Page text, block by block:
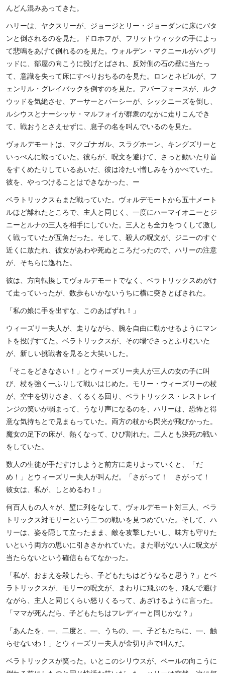
んどん混みあってきた。
ハリーは、ヤクスリーが、ジョージとリー・ジョーダンに床にバタ
ンと倒されるのを見た。ドロホフが、フリットウィックの手によっ
て悲鳴をあげて倒れるのを見た。ウォルデン・マクニールがハグリ
ッドに、部屋の向こうに投げとばされ、反対側の石の壁に当たっ
て、意識を失って床にすべりおちるのを見た。ロンとネビルが、フ
ェンリル・グレイバックを倒すのを見た。アバーフォースが、ルク
ウッドを気絶させ、アーサーとパーシーが、シックニーズを倒し、
ルシウスとナーシッサ・マルフォイが群衆のなかに走りこんでき
て、戦おうとさえせずに、息子の名を叫んでいるのを見た。
ヴォルデモートは、マクゴナガル、スラグホーン、キングズリーと
いっぺんに戦っていた。彼らが、呪文を避けて、さっと動いたり首
をすくめたりしているあいだ、彼は冷たい憎しみをうかべていた。
彼を、やっつけることはできなかった、ー
ベラトリックスもまだ戦っていた。ヴォルデモートから五十メート
ルほど離れたところで、主人と同じく、一度にハーマイオニーとジ
ニーとルナの三人を相手にしていた。三人とも全力をつくして激し
く戦っていたが互角だった。そして、殺人の呪文が、ジニーのすぐ
近くに放たれ、彼女があわや死ぬところだったので、ハリーの注意
が、そちらに逸れた。
彼は、方向転換してヴォルデモートでなく、ベラトリックスめがけ
て走っていったが、数歩もいかないうちに横に突きとばされた。
「私の娘に手を出すな、このあばずれ！」
ウィーズリー夫人が、走りながら、腕を自由に動かせるようにマン
トを投げすてた。ベラトリックスが、その場でさっとふりむいた
が、新しい挑戦者を見ると大笑いした。
「そこをどきなさい！」とウィーズリー夫人が三人の女の子に叫
び、杖を強く一ふりして戦いはじめた。モリー・ウィーズリーの杖
が、空中を切りさき、くるくる回り、ベラトリックス・レストレイ
ンジの笑いが弱まって、うなり声になるのを、ハリーは、恐怖と得
意な気持ちとで見まもっていた。両方の杖から閃光が飛びかった。
魔女の足下の床が、熱くなって、ひび割れた。二人とも決死の戦い
をしていた。
数人の生徒が手だすけしようと前方に走りよっていくと、「だ
め！」とウィーズリー夫人が叫んだ。「さがって！ さがって！
彼女は、私が、しとめるわ！」
何百人もの人々が、壁に列をなして、ヴォルデモート対三人、ベラ
トリックス対モリーという二つの戦いを見つめていた。そして、ハ
リーは、姿を隠して立ったまま、敵を攻撃したいし、味方も守りた
いという両方の思いに引きさかれていた。また罪がない人に呪文が
当たらないという確信ももてなかった。
「私が、おまえを殺したら、子どもたちはどうなると思う？」とベ
ラトリックスが、モリーの呪文が、まわりに飛ぶのを、飛んで避け
ながら、主人と同じくらい怒りくるって、あざけるように言った。
「ママが死んだら、子どもたちはフレディーと同じかな？」
「あんたを、―、二度と、―、うちの、―、子どもたちに、―、触
らせないわ！」とウィーズリー夫人が金切り声で叫んだ。
ベラトリックスが笑った。いとこのシリウスが、ベールの向こうに